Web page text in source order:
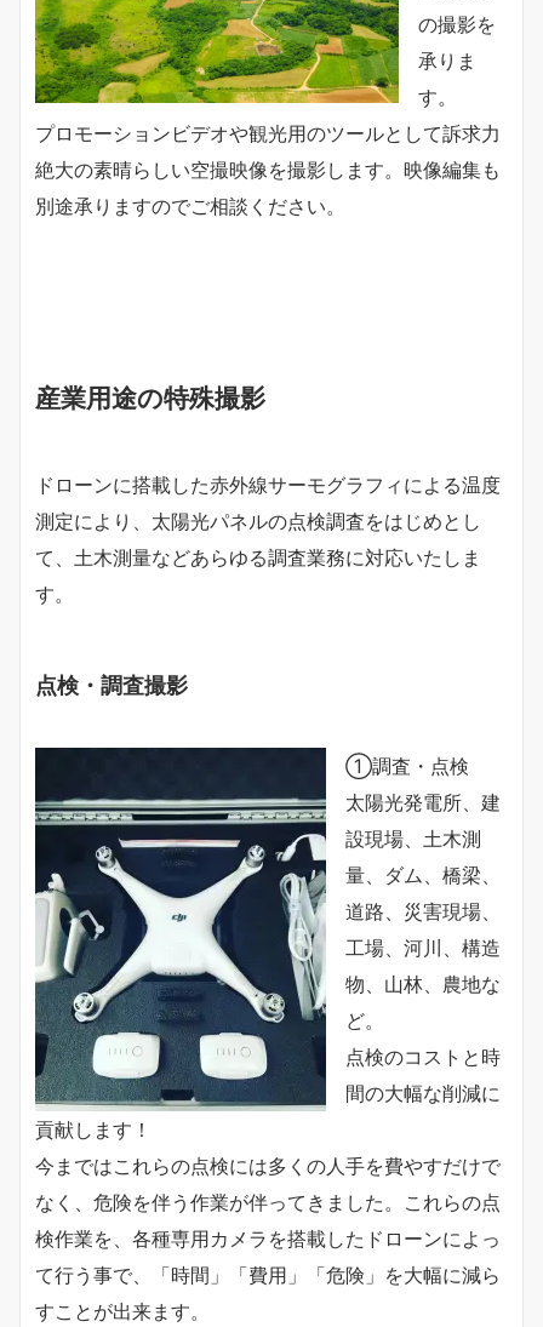
の撮影を
承りま
す。
プロモーションビデオや観光用のツールとして訴求力
絶大の素晴らしい空撮映像を撮影します。映像編集も
別途承りますのでご相談ください。
産業用途の特殊撮影
ドローンに搭載した赤外線サーモグラフィによる温度
測定により、太陽光パネルの点検調査をはじめとし
て、土木測量などあらゆる調査業務に対応いたしま
す。
点検・調査撮影
①調査・点検
太陽光発電所、建
設現場、土木測
量、ダム、橋梁、
道路、災害現場、
工場、河川、構造
物、山林、農地な
ど。
点検のコストと時
間の大幅な削減に
貢献します！
今まではこれらの点検には多くの人手を費やすだけで
なく、危険を伴う作業が伴ってきました。これらの点
検作業を、各種専用カメラを搭載したドローンによっ
て行う事で、「時間」「費用」「危険」を大幅に減ら
すことが出来ます。